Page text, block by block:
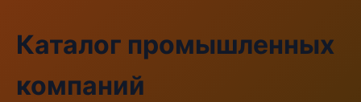
Каталог промышленных
компаний